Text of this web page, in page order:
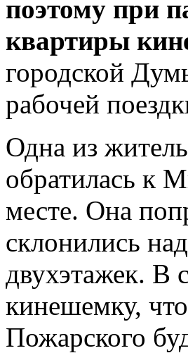
поэтому при
квартиры
городской
рабочей
Одна из
обратилась к
месте. Она
склонились
двухэтажек. В
кинешемку,
Пожарского